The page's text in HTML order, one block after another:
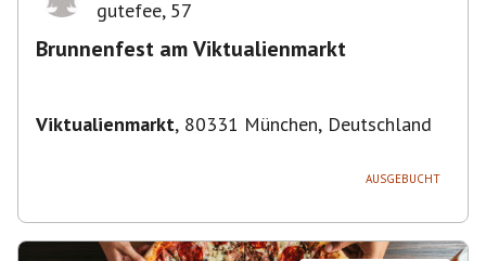
gutefee, 57
Brunnenfest am Viktualienmarkt
Viktualienmarkt, 80331 München, Deutschland
AUSGEBUCHT